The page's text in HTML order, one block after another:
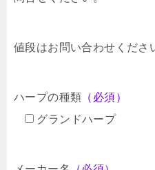
値段はお問い合わせくださ
ハープの種類 （必須）
グランドハープ